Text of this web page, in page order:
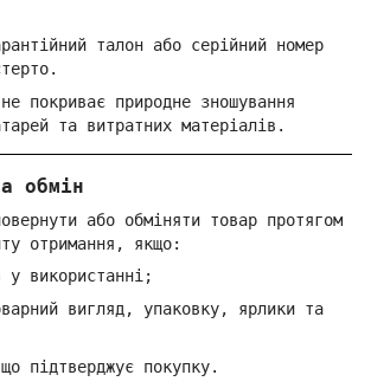
талон або серійний номер
покриває природне зношування
та витратних матеріалів.
обмін
або обміняти товар протягом
отримання, якщо:
у використанні;
вигляд, упаковку, ярлики та
підтверджує покупку.